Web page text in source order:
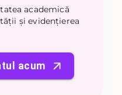
academică
și evidențierea
acum